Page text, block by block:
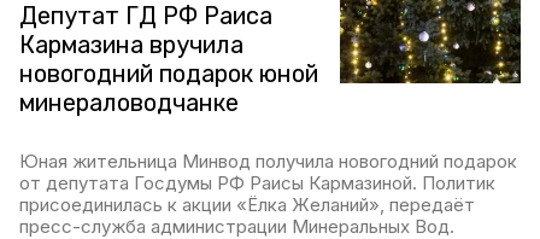
Депутат ГД РФ Раиса
Кармазина вручила
новогодний подарок юной
минераловодчанке
Юная жительница Минвод получила новогодний подарок
от депутата Госдумы РФ Раисы Кармазиной. Политик
присоединилась к акции «Ёлка Желаний», передаёт
пресс-служба администрации Минеральных Вод.